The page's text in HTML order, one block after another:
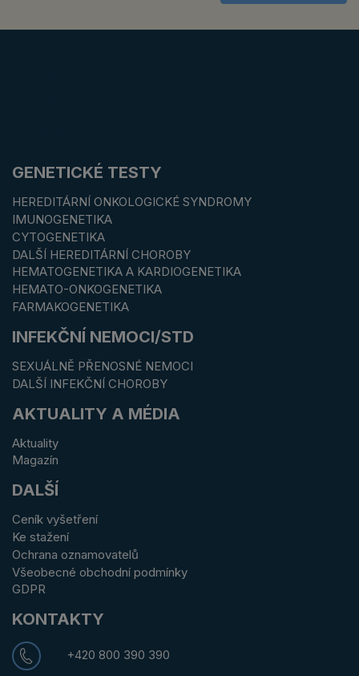
GENETICKÉ TESTY
HEREDITÁRNÍ ONKOLOGICKÉ SYNDROMY
IMUNOGENETIKA
CYTOGENETIKA
DALŠÍ HEREDITÁRNÍ CHOROBY
HEMATOGENETIKA A KARDIOGENETIKA
HEMATO-ONKOGENETIKA
FARMAKOGENETIKA
INFEKČNÍ NEMOCI/STD
SEXUÁLNĚ PŘENOSNÉ NEMOCI
DALŠÍ INFEKČNÍ CHOROBY
AKTUALITY A MÉDIA
Aktuality
Magazín
DALŠÍ
Ceník vyšetření
Ke stažení
Ochrana oznamovatelů
Všeobecné obchodní podmínky
GDPR
KONTAKTY
+420 800 390 390